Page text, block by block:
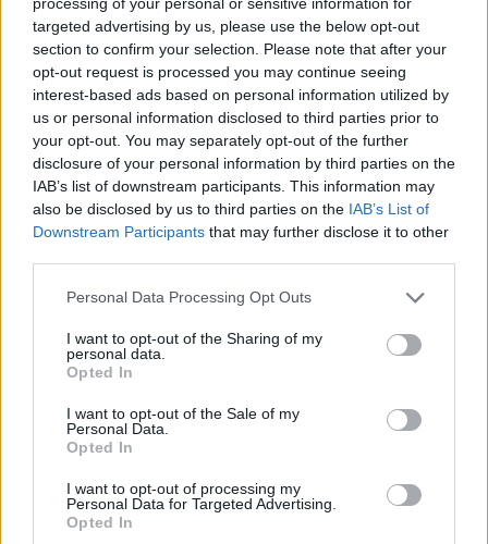
targeted advertising by us, please use the below opt-out
section to confirm your selection. Please note that after your
opt-out request is processed you may continue seeing
interest-based ads based on personal information utilized by
us or personal information disclosed to third parties prior to
your opt-out. You may separately opt-out of the further
disclosure of your personal information by third parties on the
IAB’s list of downstream participants. This information may
also be disclosed by us to third parties on the IAB’s List of
Downstream Participants that may further disclose it to other
Personal Data Processing Opt Outs
I want to opt-out of the Sharing of my
personal data.
Opted In
I want to opt-out of the Sale of my
Personal Data.
Opted In
I want to opt-out of processing my
Personal Data for Targeted Advertising.
Opted In
12:31
Φεστιβάλ Κρήτης: Μάγεψε η μουσικοχορευτική
παράσταση "Donna Nobis Pace - Echoes of Hope"» -
Κατάμεστο το "Μάνος Χατζιδάκις"
12:30
Ο Ντ. Τραμπ αρνείται ότι αντιμετωπίζει έλλειψη
πυρομαχικών
12:23
ΥΠΠΟ: Αυτοψία της Λ. Μενδώνη στα Αιγόσθενα για τις
επιπτώσεις της πυρκαγιάς
Μυστράς: «Αγαπούσε παθολογικά τους γονείς του» λέει
πατέρα του σε καταψύκτη